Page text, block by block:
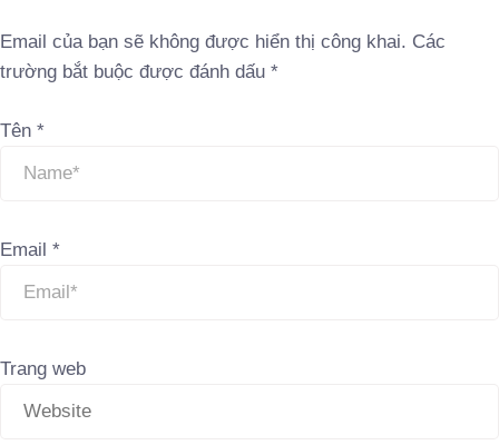
Email của bạn sẽ không được hiển thị công khai. Các
trường bắt buộc được đánh dấu *
Tên *
Email *
Trang web